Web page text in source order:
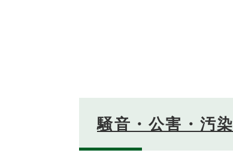
騒音・公害・汚染